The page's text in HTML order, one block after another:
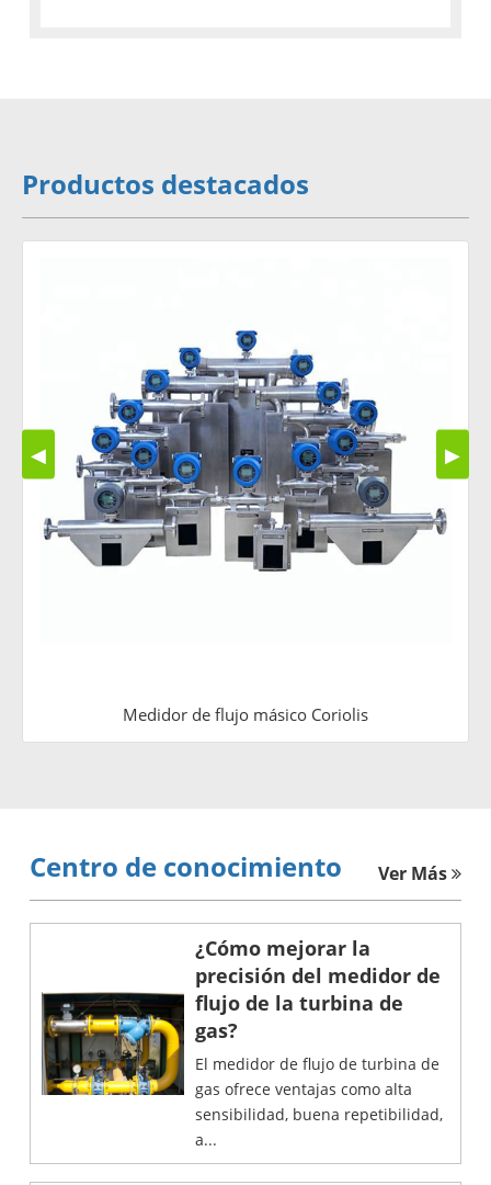
Productos destacados
Medidor de flujo másico Coriolis
◀ ▶
Centro de conocimiento Ver Más
¿Cómo mejorar la
precisión del medidor de
flujo de la turbina de
gas?
El medidor de flujo de turbina de
gas ofrece ventajas como alta
sensibilidad, buena repetibilidad,
a...